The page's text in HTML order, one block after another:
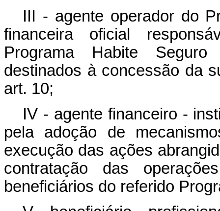
III - agente operador do
financeira oficial
Programa Habite
destinados à concessão da
art. 10;
IV - agente financeiro -
pela adoção de
execução das ações
contratação das
beneficiários do referido